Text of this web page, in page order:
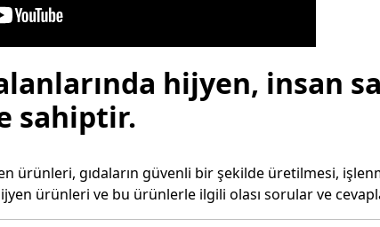
hijyen, insan
sahiptir.
ürünleri, gıdaların güvenli bir şekilde üretilmesi,
ürünleri ve bu ürünlerle ilgili olası sorular ve